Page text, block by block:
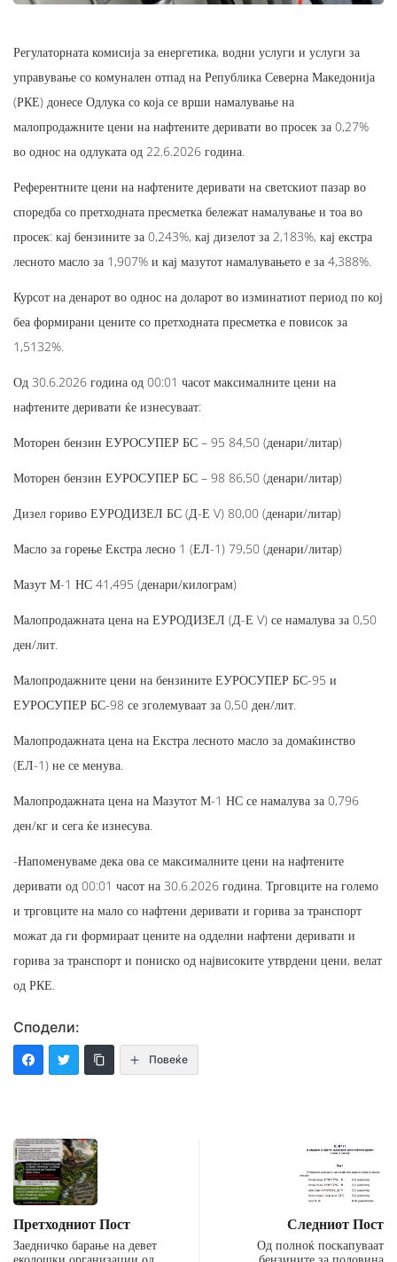
Регулаторната комисија за енергетика, водни услуги и услуги за
управување со комунален отпад на Република Северна Македонија
(РКЕ) донесе Одлука со која се врши намалување на
малопродажните цени на нафтените деривати во просек за 0,27%
во однос на одлуката од 22.6.2026 година.
Референтните цени на нафтените деривати на светскиот пазар во
споредба со претходната пресметка бележат намалување и тоа во
просек: кај бензините за 0,243%, кај дизелот за 2,183%, кај екстра
лесното масло за 1,907% и кај мазутот намалувањето е за 4,388%.
Курсот на денарот во однос на доларот во изминатиот период по кој
беа формирани цените со претходната пресметка е повисок за
1,5132%.
Од 30.6.2026 година од 00:01 часот максималните цени на
нафтените деривати ќе изнесуваат:
Моторен бензин ЕУРОСУПЕР БС – 95 84,50 (денари/литар)
Моторен бензин ЕУРОСУПЕР БС – 98 86,50 (денари/литар)
Дизел гориво ЕУРОДИЗЕЛ БС (Д-Е V) 80,00 (денари/литар)
Масло за горење Екстра лесно 1 (ЕЛ-1) 79,50 (денари/литар)
Мазут М-1 НС 41,495 (денари/килограм)
Малопродажната цена на ЕУРОДИЗЕЛ (Д-Е V) се намалува за 0,50
ден/лит.
Малопродажните цени на бензините ЕУРОСУПЕР БС-95 и
ЕУРОСУПЕР БС-98 се зголемуваат за 0,50 ден/лит.
Малопродажната цена на Екстра лесното масло за домаќинство
(ЕЛ-1) не се менува.
Малопродажната цена на Мазутот М-1 НС се намалува за 0,796
ден/кг и сега ќе изнесува.
-Напоменуваме дека ова се максималните цени на нафтените
деривати од 00:01 часот на 30.6.2026 година. Трговците на големо
и трговците на мало со нафтени деривати и горива за транспорт
можат да ги формираат цените на одделни нафтени деривати и
горива за транспорт и пониско од највисоките утврдени цени, велат
од РКЕ.
Сподели:
Повеќе
Претходниот Пост
Заедничко барање на девет
Следниот Пост
Од полноќ поскапуваат